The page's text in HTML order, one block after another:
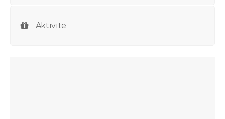
Aktivite